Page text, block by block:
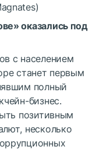
оказались под
с населением
станет первым
полный
бизнес.
позитивным
несколько